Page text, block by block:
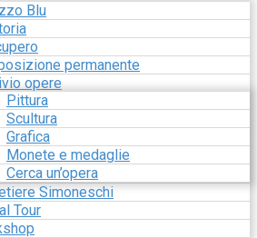
Blu
permanente
opere
Pittura
Scultura
Grafica
Monete e medaglie
Cerca un’opera
Simoneschi
Tour